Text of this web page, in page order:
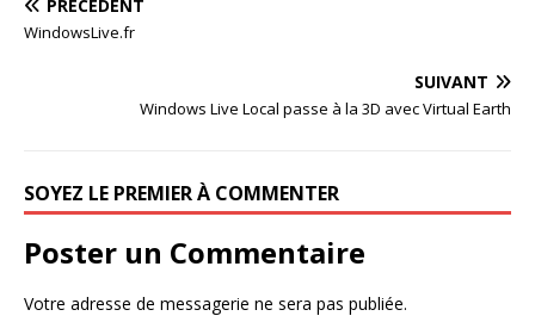
PRÉCÉDENT
WindowsLive.fr
SUIVANT
Windows Live Local passe à la 3D avec Virtual Earth
SOYEZ LE PREMIER À COMMENTER
Poster un Commentaire
Votre adresse de messagerie ne sera pas publiée.